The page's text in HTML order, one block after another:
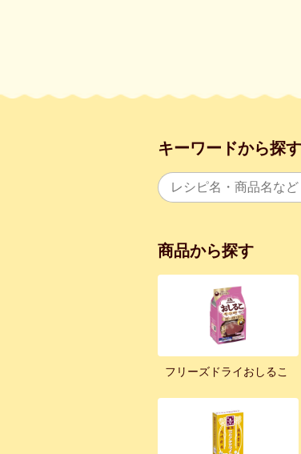
キーワードから探す
商品から探す
フリーズドライおしるこ